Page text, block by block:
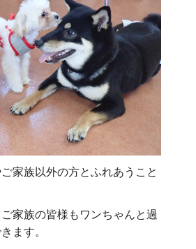
家族以外の方とふれあうこと
家族の皆様もワンちゃんと過
ます。